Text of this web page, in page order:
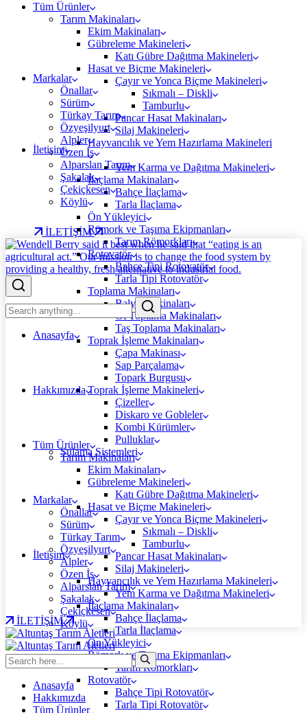
Tüm Ürünler
Tarım Makinaları
Ekim Makinaları
Gübreleme Makineleri
Katı Gübre Dağıtma Makineleri
Hasat ve Biçme Makineleri
Çayır ve Yonca Biçme Makineleri
Sıkmalı – Diskli
Tamburlu
Pancar Hasat Makinaları
Silaj Makineleri
Hayvancılık ve Yem Hazırlama Makineleri
Yem Karma ve Dağıtma Makineleri
İlaçlama Makinaları
Bahçe İlaçlama
Tarla İlaçlama
Ön Yükleyici
Römork ve Taşıma Ekipmanları
Tarım Römorkları
Rotovatör
Bahçe Tipi Rotovatör
Tarla Tipi Rotovatör
Toplama Makinaları
Balya Makinaları
Ot Toplama Makinaları
Taş Toplama Makinaları
Toprak İşleme Makinaları
Çapa Makinası
Sap Parçalama
Topark Burgusu
Toprak İşleme Makineleri
Çizeller
Diskaro ve Gobleler
Kombi Kürümler
Pulluklar
Sulama Sistemleri
Markalar
Önallar
Sürüm
Türkay Tarım
Özyeşilyurt
Alpler
Özen İş
Alparslan Tarım
Şakalak
Çekiçkesen
Köylü
İletişim
İLETİŞİM
Anasayfa
Hakkımızda
Tüm Ürünler
Tarım Makinaları
Ekim Makinaları
Gübreleme Makineleri
Katı Gübre Dağıtma Makineleri
Hasat ve Biçme Makineleri
Çayır ve Yonca Biçme Makineleri
Sıkmalı – Diskli
Tamburlu
Pancar Hasat Makinaları
Silaj Makineleri
Hayvancılık ve Yem Hazırlama Makineleri
Yem Karma ve Dağıtma Makineleri
İlaçlama Makinaları
Bahçe İlaçlama
Tarla İlaçlama
Ön Yükleyici
Römork ve Taşıma Ekipmanları
Tarım Römorkları
Rotovatör
Bahçe Tipi Rotovatör
Tarla Tipi Rotovatör
Markalar
Önallar
Sürüm
Türkay Tarım
Özyeşilyurt
Alpler
Özen İş
Alparslan Tarım
Şakalak
Çekiçkesen
Köylü
İletişim
İLETİŞİM
Anasayfa
Hakkımızda
Tüm Ürünler